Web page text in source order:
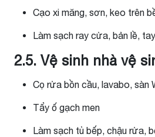
Cạo xi măng, sơn, keo trên
Làm sạch ray cửa, bản lề,
2.5. Vệ sinh nhà vệ
Cọ rửa bồn cầu, lavabo, sàn
Tẩy ố gạch men
Làm sạch tủ bếp, chậu rửa,